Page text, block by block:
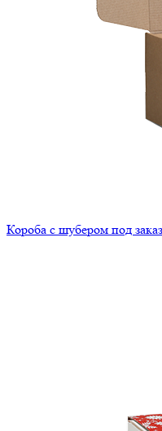
Короба с шубером под заказ